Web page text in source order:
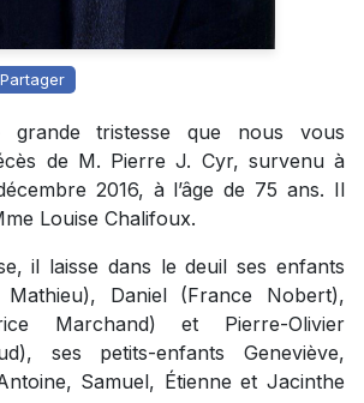
Partager
grande tristesse que nous vous
de M. Pierre J. Cyr, survenu à
2016, à l’âge de 75 ans. Il
Louise Chalifoux.
il laisse dans le deuil ses enfants
Daniel (France Nobert),
Marchand) et Pierre-Olivier
ses petits-enfants Geneviève,
Samuel, Étienne et Jacinthe